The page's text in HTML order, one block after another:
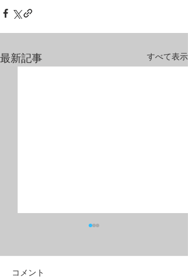
最新記事 すべて表示
コメント